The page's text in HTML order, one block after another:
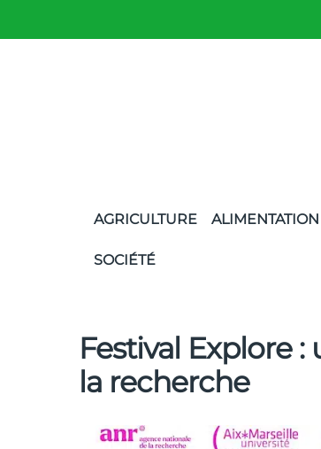
AGRICULTURE ALIMENTATION
SOCIÉTÉ
Festival Explore
la recherche